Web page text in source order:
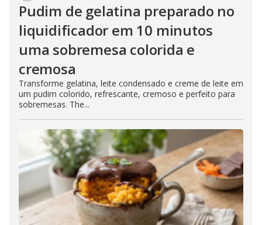
Pudim de gelatina preparado no
liquidificador em 10 minutos
uma sobremesa colorida e
cremosa
Transforme gelatina, leite condensado e creme de leite em
um pudim colorido, refrescante, cremoso e perfeito para
sobremesas. The...